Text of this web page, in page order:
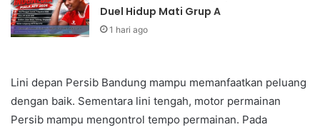
Duel Hidup Mati Grup A
1 hari ago
Lini depan Persib Bandung mampu memanfaatkan peluang
dengan baik. Sementara lini tengah, motor permainan
Persib mampu mengontrol tempo permainan. Pada